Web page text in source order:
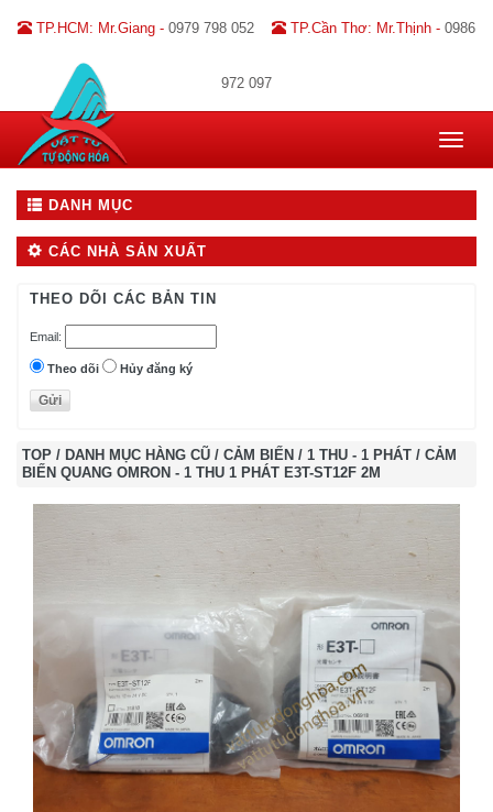
TP.HCM: Mr.Giang - 0979 798 052 TP.Cần Thơ: Mr.Thịnh - 0986
972 097
Toggle
DANH MỤC
CÁC NHÀ SẢN XUẤT
THEO DÕI CÁC BẢN TIN
Email:
Theo dõi Hủy đăng ký
TOP / DANH MỤC HÀNG CŨ / CẢM BIẾN / 1 THU - 1 PHÁT / CẢM
BIẾN QUANG OMRON - 1 THU 1 PHÁT E3T-ST12F 2M